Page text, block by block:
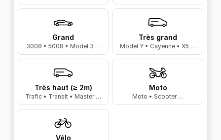
Grand
3008 • 5008 • Model 3 …
Très grand
Model Y • Cayenne • X5 …
Très haut (≥ 2m)
Trafic • Transit • Master …
Moto
Moto • Scooter …
Vélo